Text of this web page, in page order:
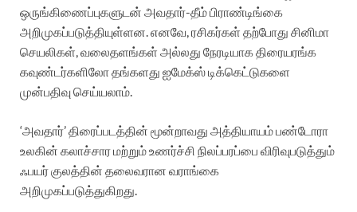
ஒருங்கிணைப்புகளுடன் அவதார்-தீம் பிராண்டிங்கை
அறிமுகப்படுத்தியுள்ளன. எனவே, ரசிகர்கள் தற்போது சினிமா
செயலிகள், வலைதளங்கள் அல்லது நேரடியாக திரையரங்க
கவுண்டர்களிலோ தங்களது ஐமேக்ஸ் டிக்கெட்டுகளை
முன்பதிவு செய்யலாம்.
‘அவதார்’ திரைப்படத்தின் மூன்றாவது அத்தியாயம் பண்டோரா
உலகின் கலாச்சார மற்றும் உணர்ச்சி நிலப்பரப்பை விரிவுபடுத்தும்
ஃபயர் குலத்தின் தலைவரான வராங்கை
அறிமுகப்படுத்துகிறது.